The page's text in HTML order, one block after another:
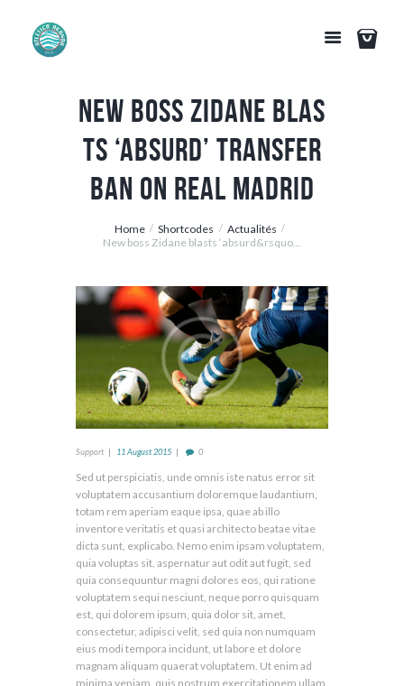
New boss Zidane blas
ts ‘absurd’ transfer
ban on Real Madrid
Home Shortcodes
Actualités
New boss Zidane blasts ‘absurd&rsquo...
Support 11 August 2015 0
Sed ut perspiciatis, unde omnis iste natus error sit
voluptatem accusantium doloremque laudantium,
totam rem aperiam eaque ipsa, quae ab illo
inventore veritatis et quasi architecto beatae vitae
dicta sunt, explicabo. Nemo enim ipsam voluptatem,
quia voluptas sit, aspernatur aut odit aut fugit, sed
quia consequuntur magni dolores eos, qui ratione
voluptatem sequi nesciunt, neque porro quisquam
est, qui dolorem ipsum, quia dolor sit, amet,
consectetur, adipisci velit, sed quia non numquam
eius modi tempora incidunt, ut labore et dolore
magnam aliquam quaerat voluptatem. Ut enim ad
minima veniam, quis nostrum exercitationem ullam